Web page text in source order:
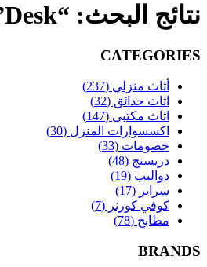
نتائج البحث: “Desk”
CATEGORIES
أثاث منزلي (237)
اثاث حدائق (32)
اثاث مكتبى (147)
اكسسوارات المنزل (30)
خصومات (33)
دريسنج (48)
دواليب (19)
سراير (17)
كوفي كورنر (7)
مطابخ (78)
BRANDS